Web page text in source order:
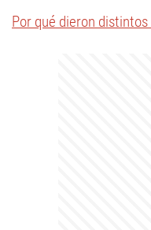
Por qué dieron